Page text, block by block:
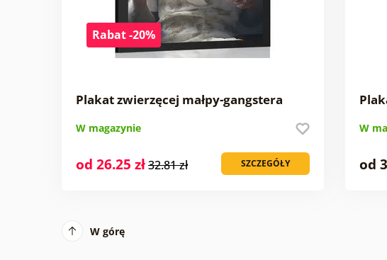
Rabat -20%
Plakat zwierzęcej małpy-gangstera
W magazynie
SZCZEGÓŁY
od 26.25 zł32.81 zł
W
od
W górę